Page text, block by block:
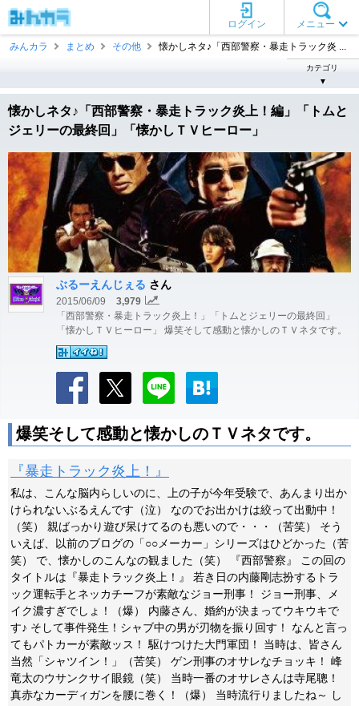
メニュー
ログイン
みんカラ
まとめ その他 懐かしネタ♪「西部警察・暴走トラック炎 ...
カテゴリ
▼
懐かしネタ♪「西部警察・暴走トラック炎上！編」「トムと
ジェリーの最終回」「懐かしＴＶヒーロー」
ぶるーえんじぇる さん
2015/06/09
3,979
「西部警察・暴走トラック炎上！」「トムとジェリーの最終回」
「懐かしＴＶヒーロー」 爆笑そして感動と懐かしのＴＶネタです。
爆笑そして感動と懐かしのＴＶネタです。
『暴走トラック炎上！』
私は、こんな脳内らしいのに、上の子が今年受験で、あんまり出か
けられないぶるえんです（泣） なのでお出かけは絞って出動中！
（笑） 親ばっかり遊び呆けてるのも悪いので・・・（苦笑） そう
いえば、以前のブログの「○○メーカー」シリーズはひどかった（苦
笑） で、懐かしのこんなの観ました（笑） 『西部警察』 この回の
タイトルは『暴走トラック炎上！』 若き日の内藤剛志扮するトラ
ック運転手とネッカチーフが素敵なジョー刑事！ ジョー刑事、メ
イク濃すぎでしょ！（爆） 内藤さん、婚約が決まってウキウキで
す♪ そして事件発生！シャブ中の男が刃物を振り回す！ なんと言っ
てもパトカーが素敵ッス！ 駆けつけた大門軍団！ 当時は、皆さん
当然「シャツイン！」（苦笑） ゲン刑事のオサレなチョッキ！ 峰
竜太のウサンクサイ眼鏡（笑） 当時一番のオサレさんは寺尾聰！
真赤なカーディガンを腰に巻く！（爆） 当時流行りましたね～ し